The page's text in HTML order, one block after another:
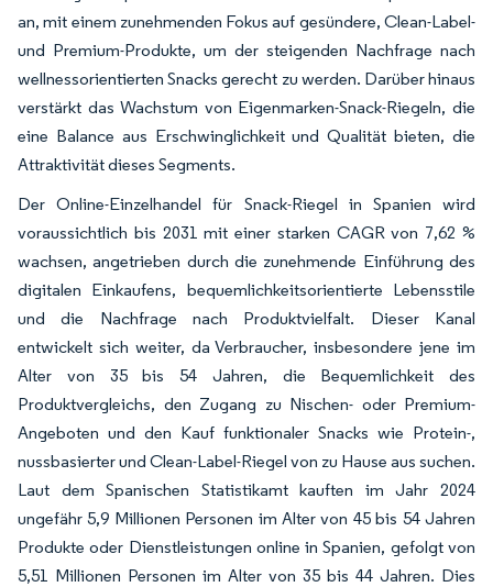
an, mit einem zunehmenden Fokus auf gesündere, Clean-Label-
und Premium-Produkte, um der steigenden Nachfrage nach
wellnessorientierten Snacks gerecht zu werden. Darüber hinaus
verstärkt das Wachstum von Eigenmarken-Snack-Riegeln, die
eine Balance aus Erschwinglichkeit und Qualität bieten, die
Attraktivität dieses Segments.
Der Online-Einzelhandel für Snack-Riegel in Spanien wird
voraussichtlich bis 2031 mit einer starken CAGR von 7,62 %
wachsen, angetrieben durch die zunehmende Einführung des
digitalen Einkaufens, bequemlichkeitsorientierte Lebensstile
und die Nachfrage nach Produktvielfalt. Dieser Kanal
entwickelt sich weiter, da Verbraucher, insbesondere jene im
Alter von 35 bis 54 Jahren, die Bequemlichkeit des
Produktvergleichs, den Zugang zu Nischen- oder Premium-
Angeboten und den Kauf funktionaler Snacks wie Protein-,
nussbasierter und Clean-Label-Riegel von zu Hause aus suchen.
Laut dem Spanischen Statistikamt kauften im Jahr 2024
ungefähr 5,9 Millionen Personen im Alter von 45 bis 54 Jahren
Produkte oder Dienstleistungen online in Spanien, gefolgt von
5,51 Millionen Personen im Alter von 35 bis 44 Jahren. Dies